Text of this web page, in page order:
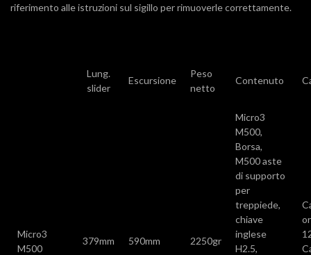
riferimento alle istruzioni sul sigillo per rimuoverle correttamente.
Lung.
slider
Escursione
Peso
netto
Contenuto
Micro3
M500
379mm 590mm 2250gr
Micro3
M500,
Borsa,
M500 aste
di supporto
per
treppiede,
chiave
inglese
H2.5,